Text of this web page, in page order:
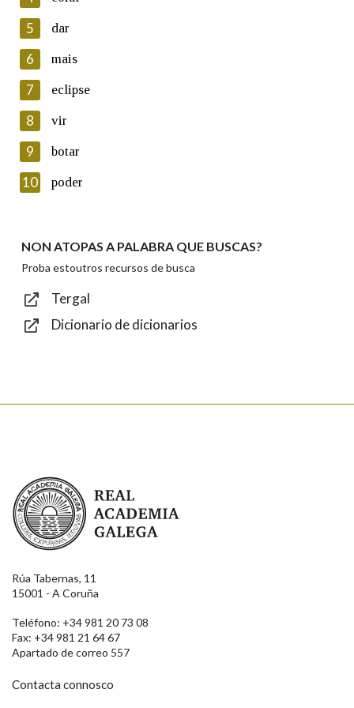
Lin e acepto as condicións da política de
Introduce o código que aparece na imaxe:
Texto de verificación
Enviar
5 dar
6 mais
7 eclipse
8 vir
9 botar
10 poder
NON ATOPAS A PALABRA QUE BUSCAS?
Proba estoutros recursos de busca
Tergal
Dicionario de dicionarios
Real Academia Galega
Rúa Tabernas, 11
15001 - A Coruña
Teléfono: +34 981 20 73 08
Fax: +34 981 21 64 67
Apartado de correo 557
Contacta connosco